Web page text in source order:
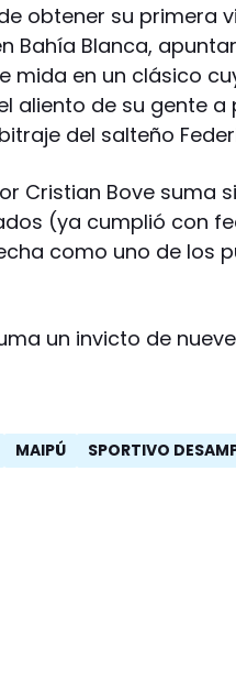
obtener su primera
Bahía Blanca,
mida en un clásico
aliento de su gente a
del salteño
Cristian Bove suma
(ya cumplió con
como uno de los
un invicto de
MAIPÚ SPORTIVO